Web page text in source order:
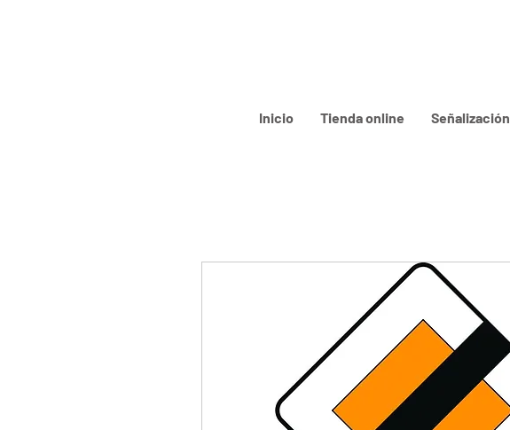
Inicio Tienda online Señalización